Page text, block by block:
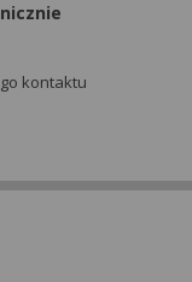
kontaktu
rejestracji